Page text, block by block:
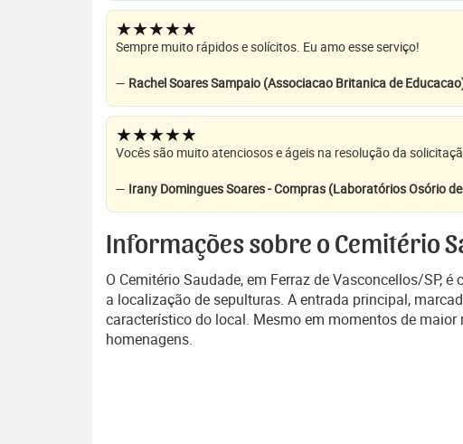
★★★★★
Sempre muito rápidos e solícitos. Eu amo esse serviço!
— Rachel Soares Sampaio (Associacao Britanica de
★★★★★
Vocês são muito atenciosos e ágeis na resolução da
— Irany Domingues Soares - Compras (Laboratórios Osório
Informações sobre o Cemitério
O Cemitério Saudade, em Ferraz de Vasconcellos/SP,
a localização de sepulturas. A entrada principal,
característico do local. Mesmo em momentos de
homenagens.